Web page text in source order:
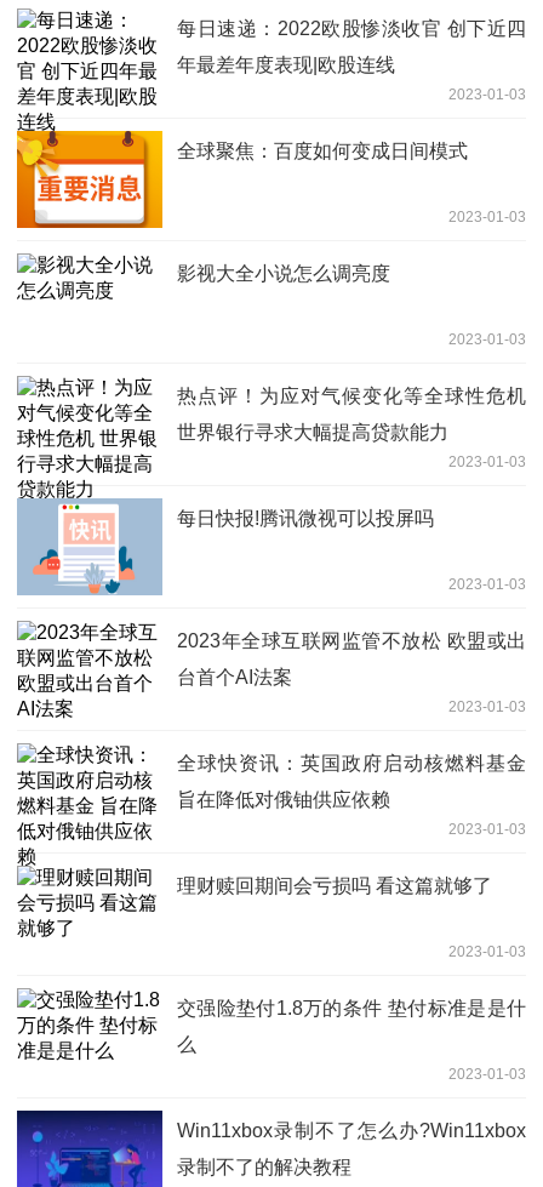
每日速递：2022欧股惨淡收官 创下近四
年最差年度表现|欧股连线
2023-01-03
全球聚焦：百度如何变成日间模式
2023-01-03
影视大全小说怎么调亮度
2023-01-03
热点评！为应对气候变化等全球性危机
世界银行寻求大幅提高贷款能力
2023-01-03
每日快报!腾讯微视可以投屏吗
2023-01-03
2023年全球互联网监管不放松 欧盟或出
台首个AI法案
2023-01-03
全球快资讯：英国政府启动核燃料基金
旨在降低对俄铀供应依赖
2023-01-03
理财赎回期间会亏损吗 看这篇就够了
2023-01-03
交强险垫付1.8万的条件 垫付标准是是什
么
2023-01-03
​Win11xbox录制不了怎么办?Win11xbox
录制不了的解决教程